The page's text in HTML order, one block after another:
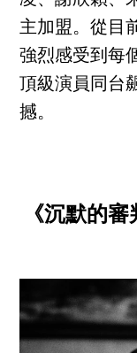
主加盟。從目
強烈感受到每
頂級演員同台
撼。
《沉默的